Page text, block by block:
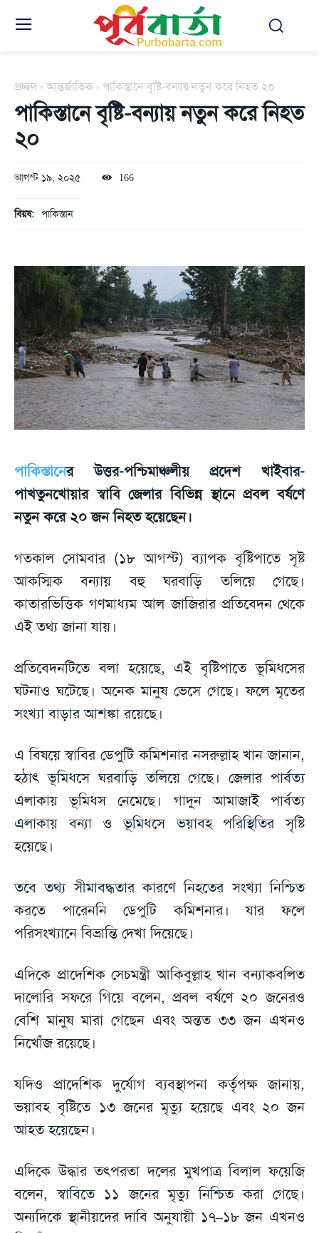
প্রচ্ছদ আন্তর্জাতিক পাকিস্তানে বৃষ্টি-বন্যায় নতুন করে নিহত ২০
পাকিস্তানে বৃষ্টি-বন্যায় নতুন করে নিহত
২০
আগস্ট ১৯, ২০২৫ 166
বিয়ষ: পাকিস্তান
পাকিস্তানের উত্তর-পশ্চিমাঞ্চলীয় প্রদেশ খাইবার-
পাখতুনখোয়ার স্বাবি জেলার বিভিন্ন স্থানে প্রবল বর্ষণে
নতুন করে ২০ জন নিহত হয়েছেন।
গতকাল সোমবার (১৮ আগস্ট) ব্যাপক বৃষ্টিপাতে সৃষ্ট
আকস্মিক বন্যায় বহু ঘরবাড়ি তলিয়ে গেছে।
কাতারভিত্তিক গণমাধ্যম আল জাজিরার প্রতিবেদন থেকে
এই তথ্য জানা যায়।
প্রতিবেদনটিতে বলা হয়েছে, এই বৃষ্টিপাতে ভূমিধসের
ঘটনাও ঘটেছে। অনেক মানুষ ভেসে গেছে। ফলে মৃতের
সংখ্যা বাড়ার আশঙ্কা রয়েছে।
এ বিষয়ে স্বাবির ডেপুটি কমিশনার নসরুল্লাহ খান জানান,
হঠাৎ ভূমিধসে ঘরবাড়ি তলিয়ে গেছে। জেলার পার্বত্য
এলাকায় ভূমিধস নেমেছে। গাদুন আমাজাই পার্বত্য
এলাকায় বন্যা ও ভূমিধসে ভয়াবহ পরিস্থিতির সৃষ্টি
হয়েছে।
তবে তথ্য সীমাবদ্ধতার কারণে নিহতের সংখ্যা নিশ্চিত
করতে পারেননি ডেপুটি কমিশনার। যার ফলে
পরিসংখ্যানে বিভ্রান্তি দেখা দিয়েছে।
এদিকে প্রাদেশিক সেচমন্ত্রী আকিবুল্লাহ খান বন্যাকবলিত
দালোরি সফরে গিয়ে বলেন, প্রবল বর্ষণে ২০ জনেরও
বেশি মানুষ মারা গেছেন এবং অন্তত ৩৩ জন এখনও
নিখোঁজ রয়েছে।
যদিও প্রাদেশিক দুর্যোগ ব্যবস্থাপনা কর্তৃপক্ষ জানায়,
ভয়াবহ বৃষ্টিতে ১৩ জনের মৃত্যু হয়েছে এবং ২০ জন
আহত হয়েছেন।
এদিকে উদ্ধার তৎপরতা দলের মুখপাত্র বিলাল ফয়েজি
বলেন, স্বাবিতে ১১ জনের মৃত্যু নিশ্চিত করা গেছে।
অন্যদিকে স্থানীয়দের দাবি অনুযায়ী ১৭–১৮ জন এখনও